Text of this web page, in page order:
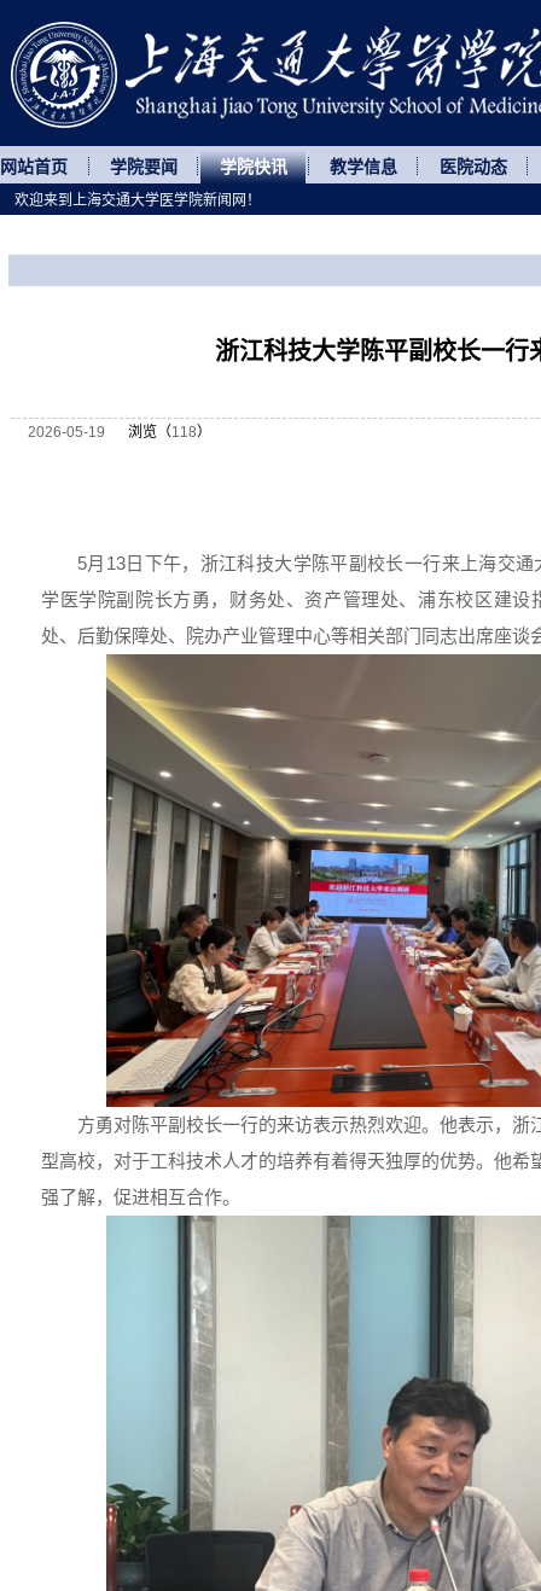
网站首页 学院要闻 学院快讯 教学信息 医院动态
浙江科技大学陈平副校长一行
2026-05-19 浏览（118）
5月13日下午，浙江科技大学陈平副校长一行来上海交
学医学院副院长方勇，财务处、资产管理处、浦东校区建设
处、后勤保障处、院办产业管理中心等相关部门同志出席座谈
方勇对陈平副校长一行的来访表示热烈欢迎。他表示，浙
型高校，对于工科技术人才的培养有着得天独厚的优势。他希
强了解，促进相互合作。
欢迎来到上海交通大学医学院新闻网！